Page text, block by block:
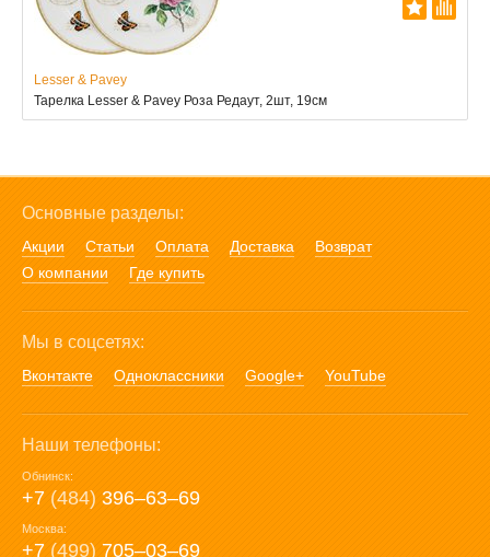
Lesser & Pavey
Тарелка Lesser & Pavey Роза Редаут, 2шт, 19см
Основные разделы:
Акции Статьи Оплата Доставка
Возврат
О компании
Где купить
Мы в соцсетях:
Вконтакте Одноклассники Google+ YouTube
Наши телефоны:
Обнинск:
+7 (484) 396‒63‒69
Москва:
+7 (499) 705‒03‒69